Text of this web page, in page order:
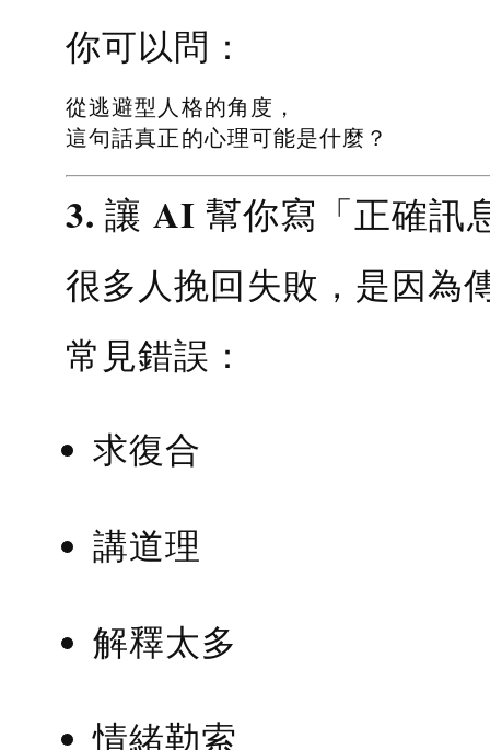
你可以問：
從逃避型人格的角度，
這句話真正的心理可能是什麼？
3. 讓 AI 幫你寫「正確訊
很多人挽回失敗，是因為
常見錯誤：
求復合
講道理
解釋太多
情緒勒索